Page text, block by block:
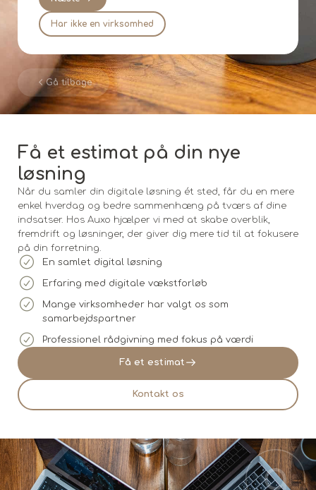
Har ikke en virksomhed
Gå tilbage
Få et estimat på din nye
løsning
Når du samler din digitale løsning ét sted, får du en mere
enkel hverdag og bedre sammenhæng på tværs af dine
indsatser. Hos Auxo hjælper vi med at skabe overblik,
fremdrift og løsninger, der giver dig mere tid til at fokusere
på din forretning.
En samlet digital løsning
Erfaring med digitale vækstforløb
Mange virksomheder har valgt os som
samarbejdspartner
Professionel rådgivning med fokus på værdi
Få et estimat
Kontakt os